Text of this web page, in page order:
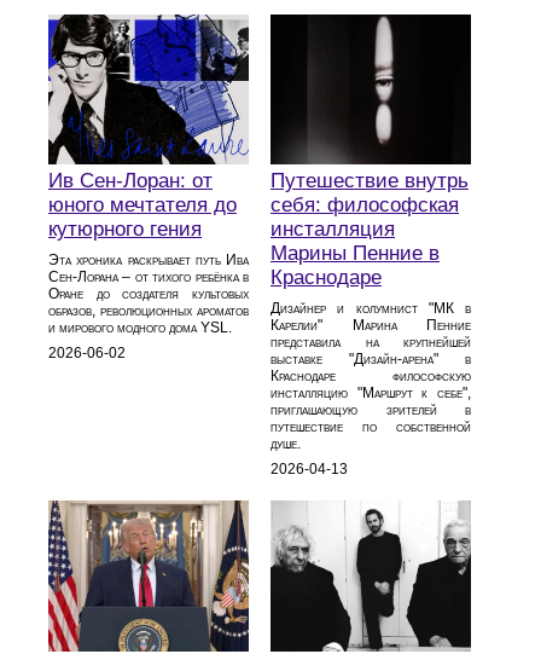
Ив Сен-Лоран: от
юного мечтателя до
кутюрного гения
Эта хроника раскрывает путь Ива
Сен-Лорана – от тихого ребёнка в
Оране до создателя культовых
образов, революционных ароматов
и мирового модного дома YSL.
2026-06-02
Путешествие внутрь
себя: философская
инсталляция
Марины Пенние в
Краснодаре
Дизайнер и колумнист "МК в
Карелии" Марина Пенние
представила на крупнейшей
выставке "Дизайн-арена" в
Краснодаре философскую
инсталляцию "Маршрут к себе",
приглашающую зрителей в
путешествие по собственной
душе.
2026-04-13